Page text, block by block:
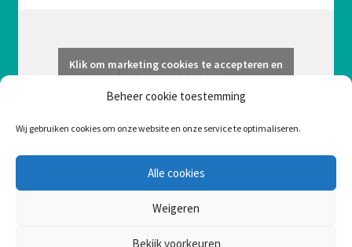
Beheer cookie toestemming
Wij gebruiken cookies om onze website en onze service te optimaliseren.
Alle cookies
Weigeren
Bekijk voorkeuren
Opnieuw & Nieuw
Klik om marketing cookies te accepteren en